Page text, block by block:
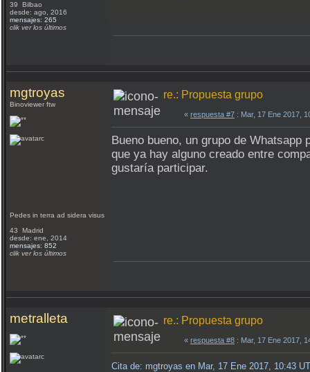
39 Bilbao
desde: ago, 2016
mensajes: 265
clik ver los últimos
mgtroyas
Binoviewer ftw
Pedes in terra ad sidera visus
43 Madrid
desde: ene, 2014
mensajes: 852
clik ver los últimos
re.: Propuesta grupo
« respuesta #7 : Mar, 17 Ene 2017,
Bueno bueno, un grupo de
que ya hay alguno creado entre
gustaría participar.
metralleta re.: Propuesta grupo
« respuesta #8 : Mar, 17 Ene 2017,
Cita de: mgtroyas en Mar, 17 Ene 2017, 10:43